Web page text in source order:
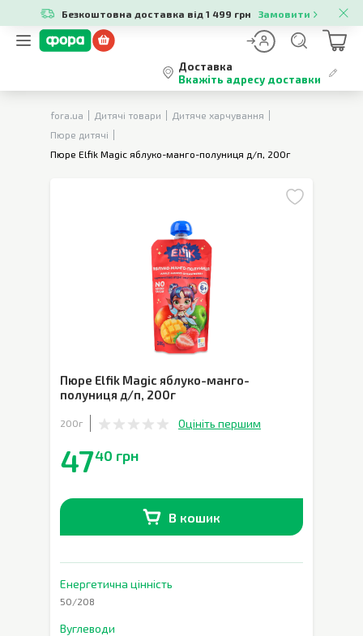
Безкоштовна доставка від 1 499 грн Замовити
Доставка
Вкажіть адресу доставки
fora.ua Дитячі товари
Дитяче харчування
Пюре дитячі
Пюре Elfik Magic яблуко-манго-полуниця д/п, 200г
Пюре Elfik Magic яблуко-манго-
полуниця д/п, 200г
200г Оцініть першим
4740 грн
В кошик
Енергетична цінність
50/208
Вуглеводи